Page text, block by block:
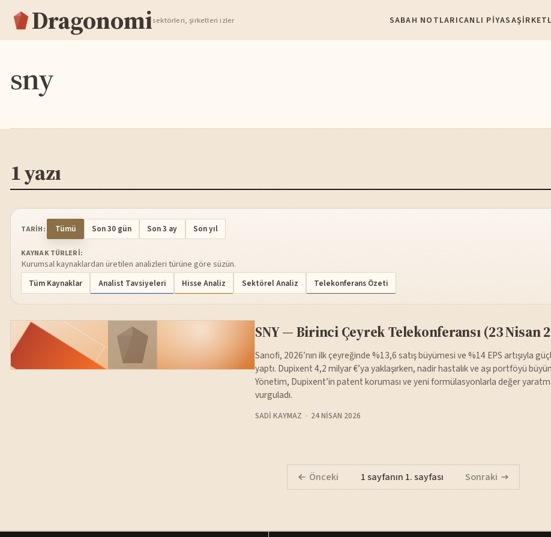
Dragonomisektörleri, şirketleri izler SABAH NOTLARICANLI PIYASA
TAKIP ET
sny
1 yazı
TARIH: Tümü Son 30 gün Son 3 ay Son yıl
KAYNAK TÜRLERI:
Kurumsal kaynaklardan üretilen analizleri türüne göre süzün.
Tüm Kaynaklar Analist Tavsiyeleri Hisse Analiz Sektörel Analiz Telekonferans Özeti
SNY — Birinci Çeyrek Telekonferansı (23 Nisan
Sanofi, 2026’nın ilk çeyreğinde %13,6 satış büyümesi ve %14 EPS artışıyla
yaptı. Dupixent 4,2 milyar €’ya yaklaşırken, nadir hastalık ve aşı portföyü
Yönetim, Dupixent’in patent koruması ve yeni formülasyonlarla değer
vurguladı.
SADI KAYMAZ 24 NISAN 2026
Önceki 1 sayfanın 1. sayfası Sonraki